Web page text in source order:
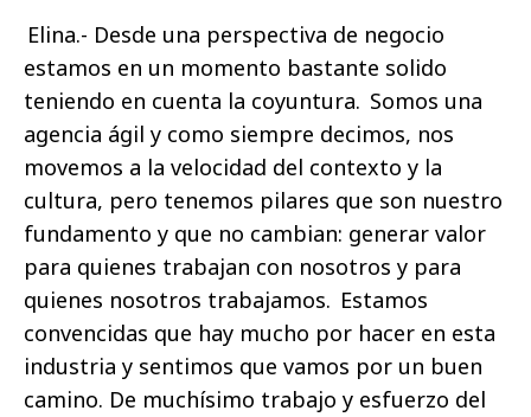
Elina.- Desde una perspectiva de negocio
estamos en un momento bastante solido
teniendo en cuenta la coyuntura. Somos una
agencia ágil y como siempre decimos, nos
movemos a la velocidad del contexto y la
cultura, pero tenemos pilares que son nuestro
fundamento y que no cambian: generar valor
para quienes trabajan con nosotros y para
quienes nosotros trabajamos. Estamos
convencidas que hay mucho por hacer en esta
industria y sentimos que vamos por un buen
camino. De muchísimo trabajo y esfuerzo del